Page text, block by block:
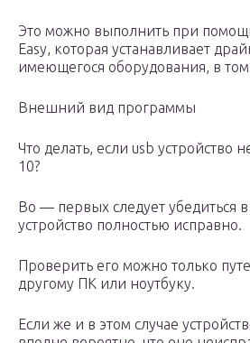
Это можно выполнить при
Easy, которая устанавливает
имеющегося оборудования, в том
Внешний вид программы
Что делать, если usb устройство
10?
Во — первых следует убедиться в
устройство полностью исправно.
Проверить его можно только
другому ПК или ноутбуку.
Если же и в этом случае